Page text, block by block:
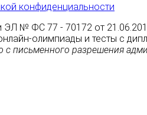
конфиденциальности
ЭЛ № ФС 77 - 70172 от
олимпиады и тесты с
письменного разрешения